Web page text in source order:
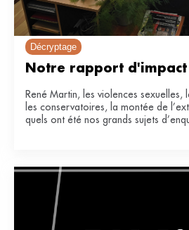
Décryptage
Notre rapport d'impact
René Martin, les violences sexuelles,
les conservatoires, la montée de
quels ont été nos grands sujets